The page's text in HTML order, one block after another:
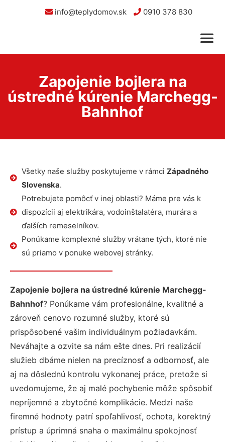
info@teplydomov.sk 0910 378 830
Zapojenie bojlera na
ústredné kúrenie Marchegg-
Bahnhof
Všetky naše služby poskytujeme v rámci Západného
Slovenska.
Potrebujete pomôcť v inej oblasti? Máme pre vás k
dispozícii aj elektrikára, vodoinštalatéra, murára a
ďalších remeselníkov.
Ponúkame komplexné služby vrátane tých, ktoré nie
sú priamo v ponuke webovej stránky.
Zapojenie bojlera na ústredné kúrenie Marchegg-
Bahnhof? Ponúkame vám profesionálne, kvalitné a
zároveň cenovo rozumné služby, ktoré sú
prispôsobené vašim individuálnym požiadavkám.
Neváhajte a ozvite sa nám ešte dnes. Pri realizácií
služieb dbáme nielen na precíznosť a odbornosť, ale
aj na dôslednú kontrolu vykonanej práce, pretože si
uvedomujeme, že aj malé pochybenie môže spôsobiť
nepríjemné a zbytočné komplikácie. Medzi naše
firemné hodnoty patrí spoľahlivosť, ochota, korektný
prístup a úprimná snaha o maximálnu spokojnosť